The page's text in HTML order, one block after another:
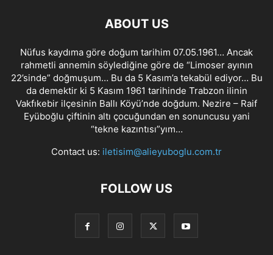
ABOUT US
Nüfus kaydıma göre doğum tarihim 07.05.1961… Ancak
rahmetli annemin söylediğine göre de “Limoser ayının
22’sinde” doğmuşum… Bu da 5 Kasım’a tekabül ediyor… Bu
da demektir ki 5 Kasım 1961 tarihinde Trabzon ilinin
Vakfıkebir ilçesinin Ballı Köyü’nde doğdum. Nezire – Raif
Eyüboğlu çiftinin altı çocuğundan en sonuncusu yani
“tekne kazıntısı”yım…
Contact us: iletisim@alieyuboglu.com.tr
FOLLOW US